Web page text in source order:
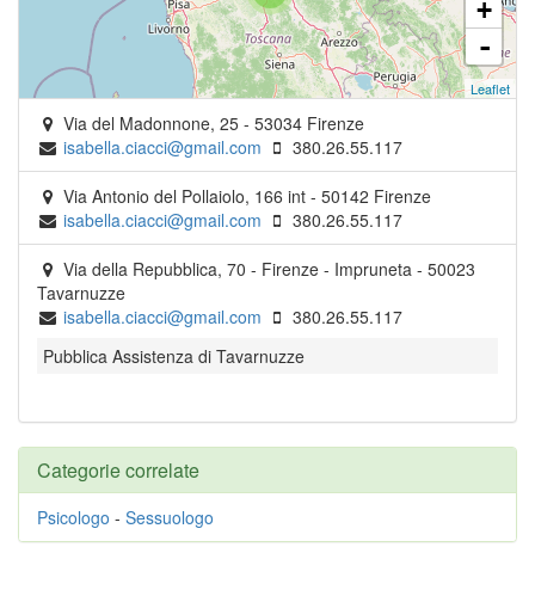
+
-
Leaflet
Via del Madonnone, 25 - 53034 Firenze
isabella.ciacci@gmail.com
380.26.55.117
Via Antonio del Pollaiolo, 166 int - 50142 Firenze
isabella.ciacci@gmail.com
380.26.55.117
Via della Repubblica, 70 - Firenze - Impruneta - 50023
Tavarnuzze
isabella.ciacci@gmail.com
380.26.55.117
Pubblica Assistenza di Tavarnuzze
Categorie correlate
Psicologo - Sessuologo